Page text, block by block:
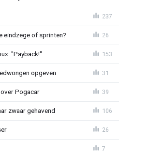
237
eindzege of sprinten? 26
"Payback!" 153
opgeven 31
Pogacar 39
zwaar gehavend 106
26
7